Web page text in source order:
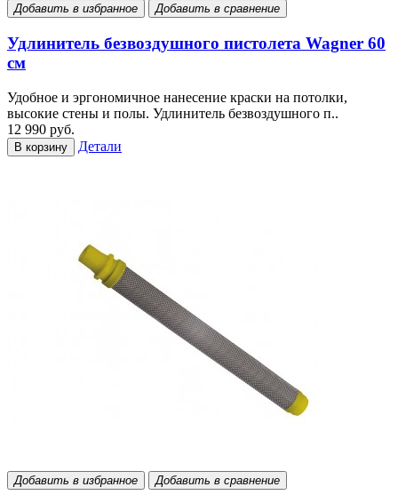
Добавить в избранное Добавить в сравнение
Удлинитель безвоздушного пистолета Wagner 60
см
Удобное и эргономичное нанесение краски на потолки,
высокие стены и полы. Удлинитель безвоздушного п..
12 990 руб.
В корзину Детали
Добавить в избранное Добавить в сравнение